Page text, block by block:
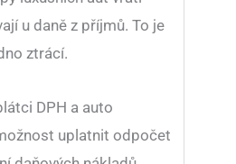
u daně z příjmů. To je
ztrácí.
DPH a auto
uplatnit odpočet